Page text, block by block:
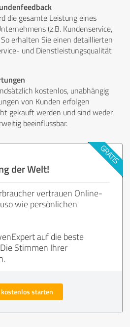
die gesamte Leistung eines
(z.B. Kundenservice,
erhalten Sie einen detaillierten
und Dienstleistungsqualität
kostenlos, unabhängig
von Kunden erfolgen
gekauft werden und sind weder
beeinflussbar.
der Welt!
vertrauen Online-
wie persönlichen
auf die beste
Stimmen Ihrer
kostenlos starten